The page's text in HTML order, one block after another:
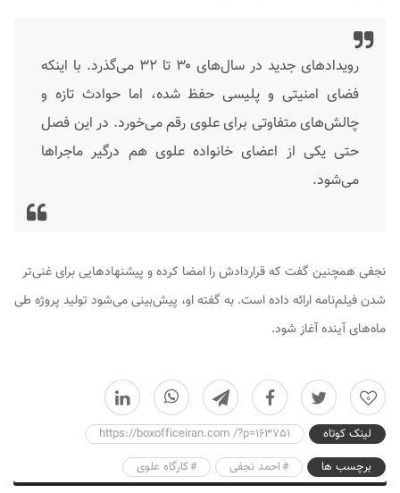
رویدادهای جدید در سال‌های ۳۰ تا ۳۲ می‌گذرد. با اینکه
فضای امنیتی و پلیسی حفظ شده، اما حوادث تازه و
چالش‌های متفاوتی برای علوی رقم می‌خورد. در این فصل
حتی یکی از اعضای خانواده علوی هم درگیر ماجراها
می‌شود.
نجفی همچنین گفت که قراردادش را امضا کرده و پیشنهادهایی برای غنی‌تر
شدن فیلم‌نامه ارائه داده است. به گفته او، پیش‌بینی می‌شود تولید پروژه طی
ماه‌های آینده آغاز شود.
0
لینک کوتاه
https://boxofficeiran.com /?p=163751
برچسب ها
احمد نجفی کارگاه علوی